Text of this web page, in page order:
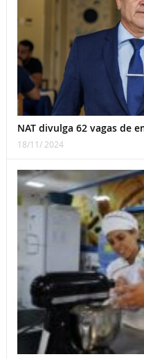
NAT divulga 62 vagas de
18/11/ 2024